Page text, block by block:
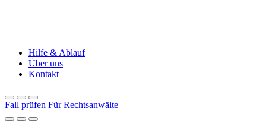
Hilfe & Ablauf
Über uns
Kontakt
Fall prüfen Für Rechtsanwälte